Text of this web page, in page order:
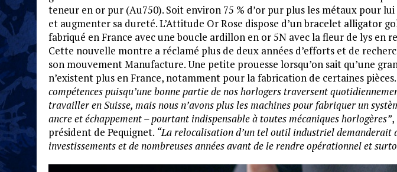
teneur en or pur (Au750). Soit environ 75 % d’or pur plus les métaux pour
et augmenter sa dureté. L’Attitude Or Rose dispose d’un bracelet alligator
fabriqué en France avec une boucle ardillon en or 5N avec la fleur de lys en
Cette nouvelle montre a réclamé plus de deux années d’efforts et de
son mouvement Manufacture. Une petite prouesse lorsqu’on sait qu’une
n’existent plus en France, notamment pour la fabrication de certaines pièces.
compétences puisqu’une bonne partie de nos horlogers traversent
travailler en Suisse, mais nous n’avons plus les machines pour fabriquer un
ancre et échappement – pourtant indispensable à toutes mécaniques horlogères”,
président de Pequignet. “La relocalisation d’un tel outil industriel demanderait
investissements et de nombreuses années avant de le rendre opérationnel et